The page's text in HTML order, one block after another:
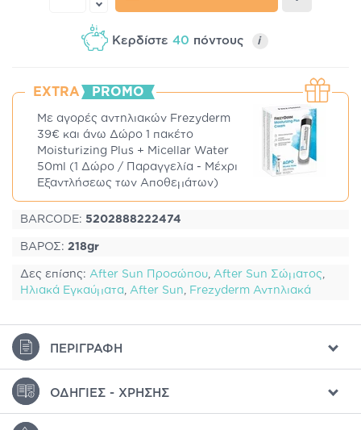
Κερδίστε 40 πόντους i
EXTRA PROMO
Με αγορές αντηλιακών Frezyderm
39€ και άνω Δώρο 1 πακέτο
Moisturizing Plus + Micellar Water
50ml (1 Δώρο / Παραγγελία - Μέχρι
Εξαντλήσεως των Αποθεμάτων)
BARCODE: 5202888222474
ΒΑΡΟΣ: 218gr
Δες επίσης: After Sun Προσώπου, After Sun Σώματος,
Ηλιακά Εγκαύματα, After Sun, Frezyderm Αντηλιακά
ΠΕΡΙΓΡΑΦΉ
ΟΔΗΓΊΕΣ - ΧΡΉΣΗΣ